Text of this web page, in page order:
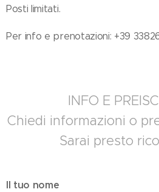
Posti limitati.
Per info e prenotazioni: +39
INFO E
Chiedi informazioni o
Sarai presto
Il tuo nome